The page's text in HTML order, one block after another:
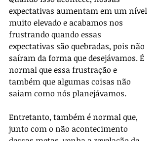
expectativas aumentam em um nível
muito elevado e acabamos nos
frustrando quando essas
expectativas são quebradas, pois não
saíram da forma que desejávamos. É
normal que essa frustração e
também que algumas coisas não
saiam como nós planejávamos.
Entretanto, também é normal que,
junto com o não acontecimento